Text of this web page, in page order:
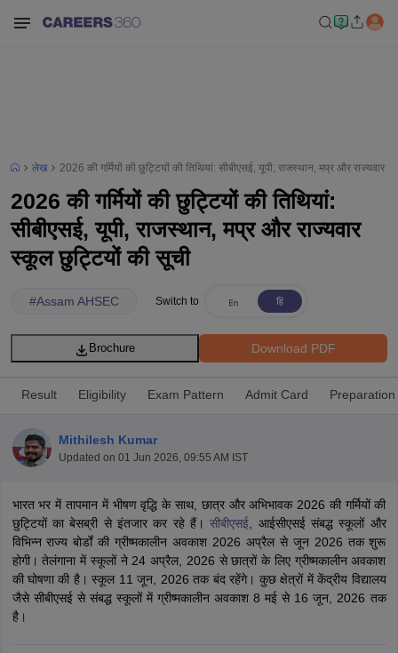
Time Table 2026
12th Supplementary Result 2026
TN 11th Arrear Result 2026
CBSE 10th Second Board Result Marksheet 2026CBSE Second
HS Result 2026
CBSE Class 12 Result Link 2026
Punjab
CBSE 10th Science Question Paper 2026 Second Exam
CBSE 10th
Question Paper 2026
TS Inter Supplementary Question
SSLC
ExamMP Board 12thUK Board 12thGoa Board HSSCPSEB 12th
लेख 2026 की गर्मियों की छुट्टियों की तिथियां: सीबीएसई, यूपी, राजस्थान, मप्र और राज्यवार
2026 की गर्मियों की छुट्टियों की तिथियां:
सीबीएसई, यूपी, राजस्थान, मप्र और राज्यवार
स्कूल छुट्टियों की सूची
#Assam AHSEC Switch to
Download PDF
Brochure
Result Eligibility Exam Pattern Admit Card Preparation
Mithilesh Kumar
Updated on 01 Jun 2026, 09:55 AM IST
भारत भर में तापमान में भीषण वृद्धि के साथ, छात्र और अभिभावक 2026 की गर्मियों की
छुट्टियों का बेसब्री से इंतजार कर रहे हैं।सीबीएसई , आईसीएसई संबद्ध स्कूलों और
विभिन्न राज्य बोर्डों की ग्रीष्मकालीन अवकाश 2026 अप्रैल से जून 2026 तक शुरू
होगी। तेलंगाना में स्कूलों ने 24 अप्रैल, 2026 से छात्रों के लिए ग्रीष्मकालीन अवकाश
की घोषणा की है। स्कूल 11 जून, 2026 तक बंद रहेंगे। कुछ क्षेत्रों में केंद्रीय विद्यालय
जैसे सीबीएसई से संबद्ध स्कूलों में ग्रीष्मकालीन अवकाश 8 मई से 16 जून, 2026 तक
है।